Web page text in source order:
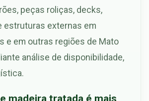
peças roliças, decks,
estruturas externas em
e em outras regiões de Mato
análise de disponibilidade,
madeira tratada é mais